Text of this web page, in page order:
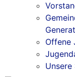
Offene